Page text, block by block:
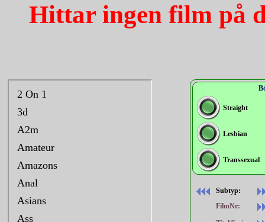
Hittar ingen film på
Straight
Lesbian
Transsexual
Subtyp:
FilmNr: